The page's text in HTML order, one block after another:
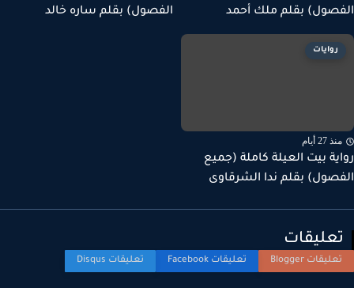
بقلم ملك أحمد
الفصول) بقلم ساره خالد
روايات
27 أيام
بيت العيلة كاملة (جميع
بقلم ندا الشرقاوى